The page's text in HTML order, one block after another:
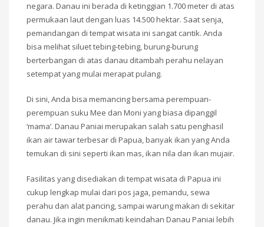
negara. Danau ini berada di ketinggian 1.700 meter di atas
permukaan laut dengan luas 14.500 hektar. Saat senja,
pemandangan di tempat wisata ini sangat cantik. Anda
bisa melihat siluet tebing-tebing, burung-burung
berterbangan di atas danau ditambah perahu nelayan
setempat yang mulai merapat pulang.
Di sini, Anda bisa memancing bersama perempuan-
perempuan suku Mee dan Moni yang biasa dipanggil
‘mama’. Danau Paniai merupakan salah satu penghasil
ikan air tawar terbesar di Papua, banyak ikan yang Anda
temukan di sini seperti ikan mas, ikan nila dan ikan mujair.
Fasilitas yang disediakan di tempat wisata di Papua ini
cukup lengkap mulai dari pos jaga, pemandu, sewa
perahu dan alat pancing, sampai warung makan di sekitar
danau. Jika ingin menikmati keindahan Danau Paniai lebih